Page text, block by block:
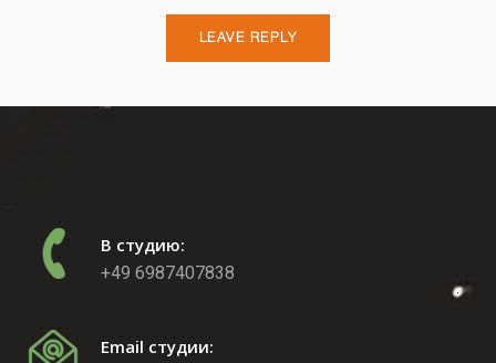
В студию:
+49 6987407838
Email студии: